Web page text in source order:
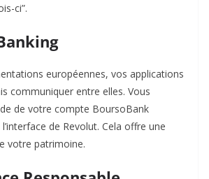
ci”.
européennes, vos applications
communiquer entre elles. Vous
de votre compte BoursoBank
de Revolut. Cela offre une
votre patrimoine.